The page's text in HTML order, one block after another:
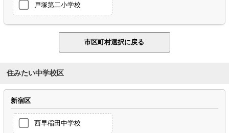
戸塚第二小学校
住みたい中学校区
新宿区
西早稲田中学校